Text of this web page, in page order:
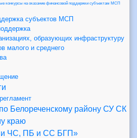
конкурсы на оказание финансовой поддержки субъектам МСП
субъектов МСП
образующих инфраструктуру
малого и среднего
Белореченскому району СУ СК
краю
и ЧС, ПБ и СС БГП»